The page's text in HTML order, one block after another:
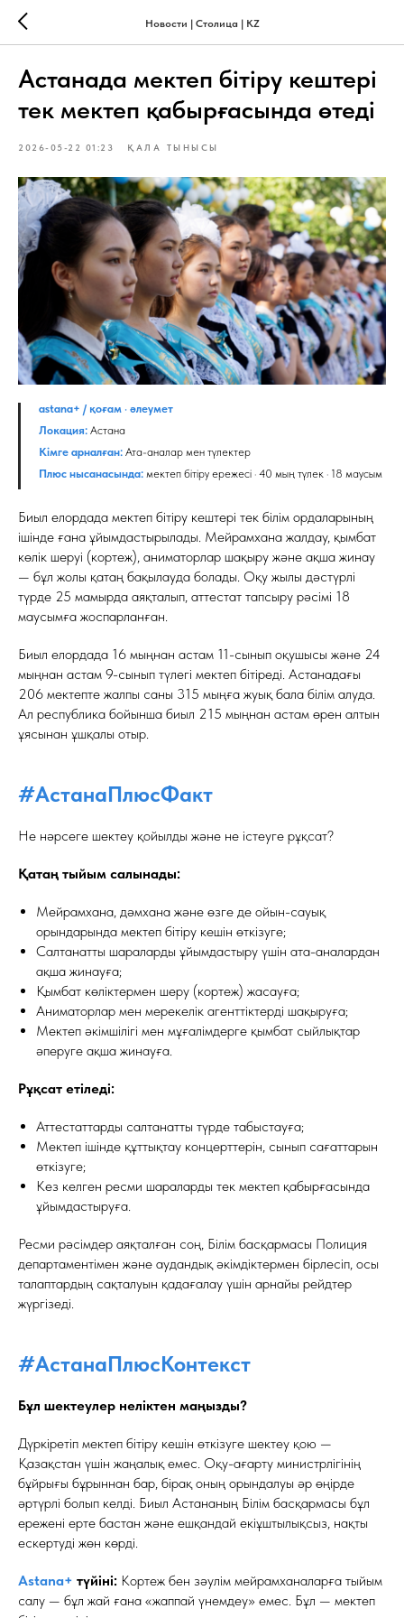
Новости | Столица | KZ
Астанада мектеп бітіру кештері
тек мектеп қабырғасында өтеді
2026-05-22 01:23 ҚАЛА ТЫНЫСЫ
astana+ / қоғам · әлеумет
Локация: Астана
Кімге арналған: Ата-аналар мен түлектер
Плюс нысанасында: мектеп бітіру ережесі · 40 мың түлек · 18 маусым
Биыл елордада мектеп бітіру кештері тек білім ордаларының
ішінде ғана ұйымдастырылады. Мейрамхана жалдау, қымбат
көлік шеруі (кортеж), аниматорлар шақыру және ақша жинау
— бұл жолы қатаң бақылауда болады. Оқу жылы дәстүрлі
түрде 25 мамырда аяқталып, аттестат тапсыру рәсімі 18
маусымға жоспарланған.
Биыл елордада 16 мыңнан астам 11-сынып оқушысы және 24
мыңнан астам 9-сынып түлегі мектеп бітіреді. Астанадағы
206 мектепте жалпы саны 315 мыңға жуық бала білім алуда.
Ал республика бойынша биыл 215 мыңнан астам өрен алтын
ұясынан ұшқалы отыр.
#АстанаПлюсФакт
Не нәрсеге шектеу қойылды және не істеуге рұқсат?
Қатаң тыйым салынады:
Мейрамхана, дәмхана және өзге де ойын-сауық
орындарында мектеп бітіру кешін өткізуге;
Салтанатты шараларды ұйымдастыру үшін ата-аналардан
ақша жинауға;
Қымбат көліктермен шеру (кортеж) жасауға;
Аниматорлар мен мерекелік агенттіктерді шақыруға;
Мектеп әкімшілігі мен мұғалімдерге қымбат сыйлықтар
әперуге ақша жинауға.
Рұқсат етіледі:
Аттестаттарды салтанатты түрде табыстауға;
Мектеп ішінде құттықтау концерттерін, сынып сағаттарын
өткізуге;
Кез келген ресми шараларды тек мектеп қабырғасында
ұйымдастыруға.
Ресми рәсімдер аяқталған соң, Білім басқармасы Полиция
департаментімен және аудандық әкімдіктермен бірлесіп, осы
талаптардың сақталуын қадағалау үшін арнайы рейдтер
жүргізеді.
#АстанаПлюсКонтекст
Бұл шектеулер неліктен маңызды?
Дүркіретіп мектеп бітіру кешін өткізуге шектеу қою —
Қазақстан үшін жаңалық емес. Оқу-ағарту министрлігінің
бұйрығы бұрыннан бар, бірақ оның орындалуы әр өңірде
әртүрлі болып келді. Биыл Астананың Білім басқармасы бұл
ережені ерте бастан және ешқандай екіұштылықсыз, нақты
ескертуді жөн көрді.
Astana+ түйіні: Кортеж бен зәулім мейрамханаларға тыйым
салу — бұл жай ғана «жаппай үнемдеу» емес. Бұл — мектеп